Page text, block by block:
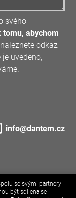
svého
tomu, abychom
odkaz
uvedeno,
info@dantem.cz
se svými partnery
být sdílena se